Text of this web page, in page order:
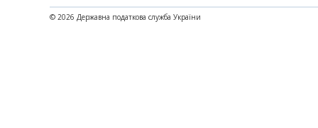
© 2026 Державна податкова служба України